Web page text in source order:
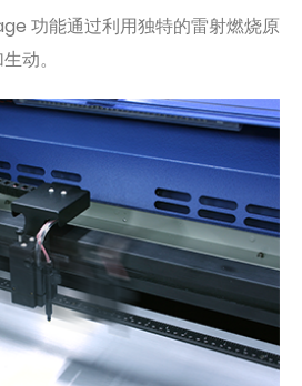
功能通过利用独特的雷射燃烧原
动。